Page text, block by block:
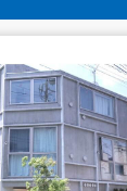
てご自身の個人
容の訂正・追加
の提供の停止）
出ることができ
させていただい
す。
人情報問合せ窓
2-5-21